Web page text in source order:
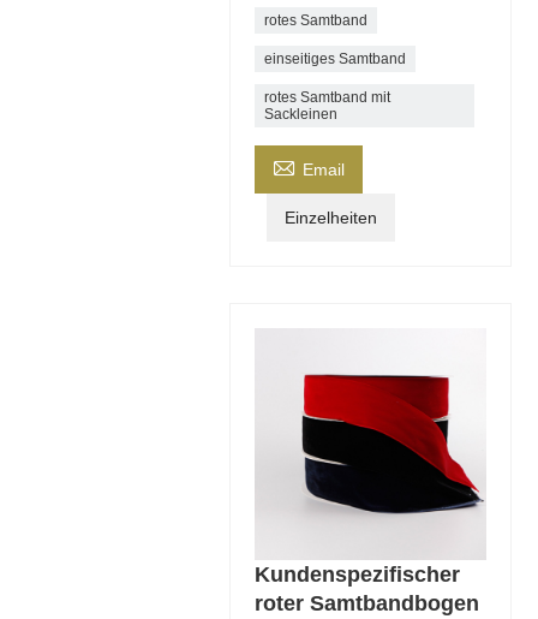
rotes Samtband
einseitiges Samtband
rotes Samtband mit
Sackleinen
 Email
Einzelheiten
Kundenspezifischer
roter Samtbandbogen